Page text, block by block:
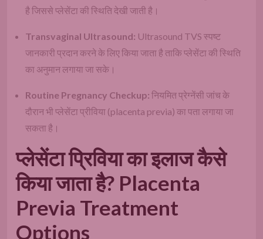
है जिससे प्लेसेंटा की स्थिति देखी जाती है।
Transvaginal Ultrasound: Ultrasound TVS स्पष्ट
जानकारी प्रदान करने के लिए किया जाता है ताकि प्लेसेंटा की स्थिति
का अनुमान लगाया जा सके।
Routine Pregnancy Checkup: नियमित प्रेग्नेंसी जांच के
दौरान भी प्लेसेंटा प्रीविया (placenta previa) का पता लगाया जा
सकता है।
प्लेसेंटा प्रिविया का इलाज कैसे
किया जाता है? Placenta
Previa Treatment
Options